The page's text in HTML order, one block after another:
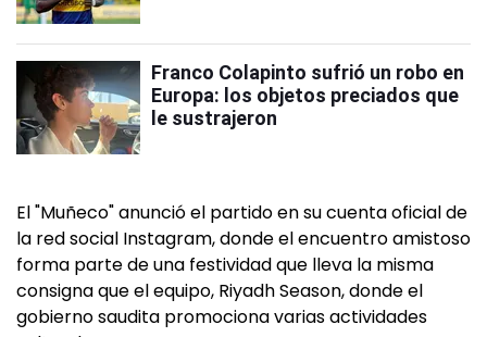
Franco Colapinto sufrió un robo en
Europa: los objetos preciados que
le sustrajeron
El "Muñeco" anunció el partido en su cuenta oficial de
la red social Instagram, donde el encuentro amistoso
forma parte de una festividad que lleva la misma
consigna que el equipo, Riyadh Season, donde el
gobierno saudita promociona varias actividades